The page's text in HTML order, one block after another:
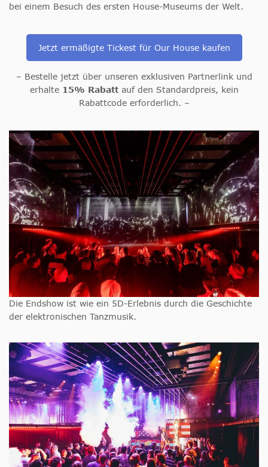
bei einem Besuch des ersten House-Museums der Welt.
Jetzt ermäßigte Tickest für Our House kaufen
– Bestelle jetzt über unseren exklusiven Partnerlink und
erhalte 15% Rabatt auf den Standardpreis, kein
Rabattcode erforderlich. –
Die Endshow ist wie ein 5D-Erlebnis durch die Geschichte
der elektronischen Tanzmusik.